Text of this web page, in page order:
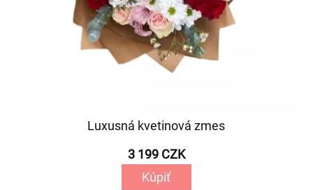
Luxusná kvetinová zmes
3 199 CZK
Kúpiť